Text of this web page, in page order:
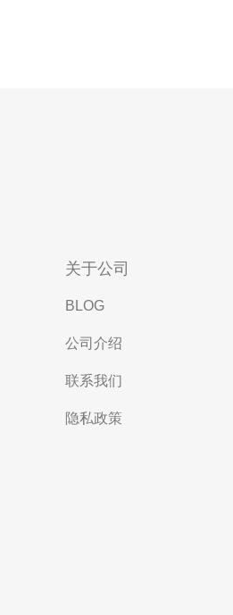
关于公司
BLOG
公司介绍
联系我们
隐私政策